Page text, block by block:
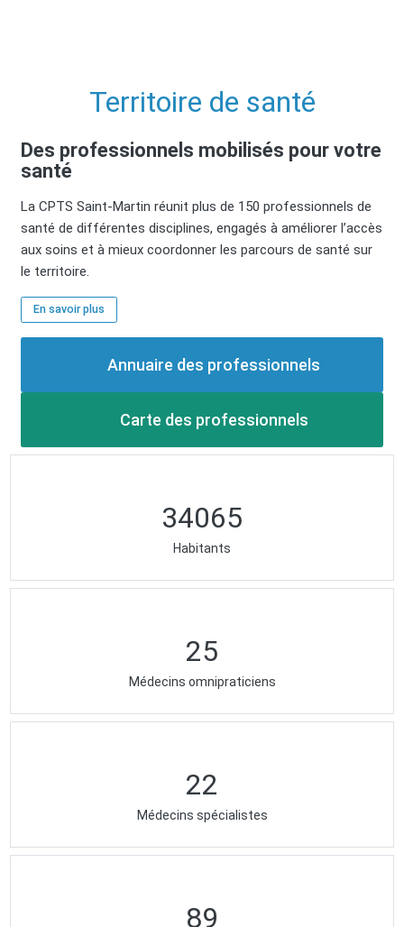
Territoire de santé
Des professionnels mobilisés pour votre
santé
La CPTS Saint-Martin réunit plus de 150 professionnels de
santé de différentes disciplines, engagés à améliorer l’accès
aux soins et à mieux coordonner les parcours de santé sur
le territoire.
En savoir plus
Annuaire des professionnels
Carte des professionnels
34065
Habitants
25
Médecins omnipraticiens
22
Médecins spécialistes
89